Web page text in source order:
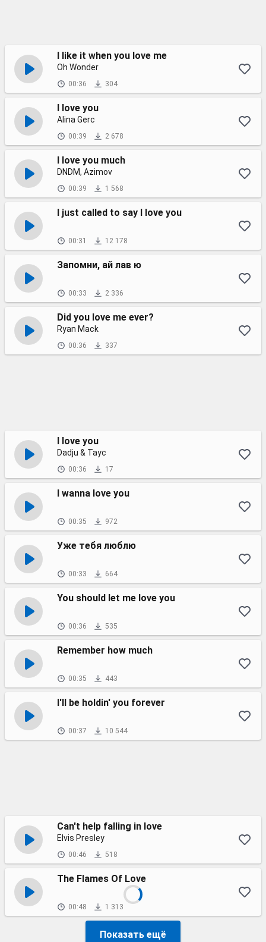
I like it when you love me
Oh Wonder
00:36 304
I love you
Alina Gerc
00:39 2 678
I love you much
DNDM, Azimov
00:39 1 568
I just called to say I love you
00:31 12 178
Запомни, ай лав ю
00:33 2 336
Did you love me ever?
Ryan Mack
00:36 337
I love you
Dadju & Tayc
00:36 17
I wanna love you
00:35 972
Уже тебя люблю
00:33 664
You should let me love you
00:36 535
Remember how much
00:35 443
I'll be holdin' you forever
00:37 10 544
Can't help falling in love
Elvis Presley
00:46 518
The Flames Of Love
00:48 1 313
Показать ещё